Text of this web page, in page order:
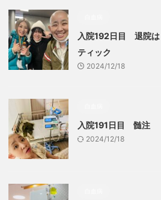
入院192日目 退院は
ティック
2024/12/18
入院191日目 髄注
2024/12/18